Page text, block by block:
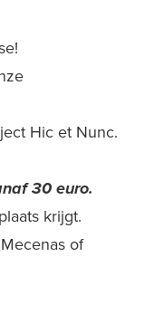
Hic et Nunc.
30 euro.
krijgt.
of